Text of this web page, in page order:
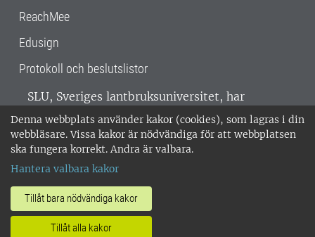
Denna webbplats använder kakor (cookies), som lagras i din
webbläsare. Vissa kakor är nödvändiga för att webbplatsen
ska fungera korrekt. Andra är valbara.
Hantera valbara kakor
Tillåt bara nödvändiga kakor
Tillåt alla kakor
ReachMee
Edusign
Protokoll och beslutslistor
SLU, Sveriges lantbruksuniversitet, har
verksamhet över hela Sverige. Huvudorter är
Alnarp, Uppsala och Umeå.SLU är
miljöcertifierat enligt ISO 14001. •
018-67 10 00 • Org nr: 202100-2817 •
Om SLU:s webbplatser
•Hantera kakor•Behandling av
personuppgifter